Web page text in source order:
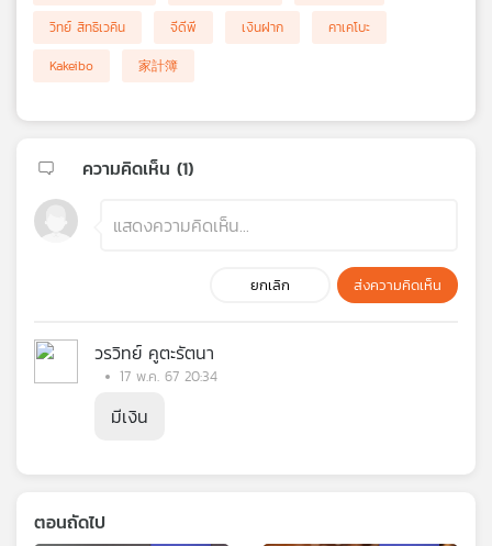
วิทย์ สิทธิเวคิน
จีดีพี เงินฝาก
คาเคโบะ
Kakeibo
家計簿
ความคิดเห็น (1)
ยกเลิก ส่งความคิดเห็น
วรวิทย์ คูตะรัตนา
17 พ.ค. 67 20:34
มีเงิน
ตอนถัดไป